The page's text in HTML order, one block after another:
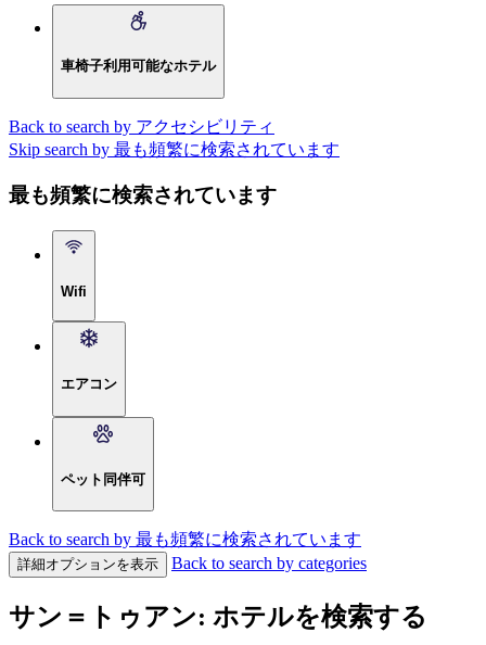
車椅子利用可能なホテル
Back to search by アクセシビリティ
Skip search by 最も頻繁に検索されています
最も頻繁に検索されています
Wifi
エアコン
ペット同伴可
Back to search by 最も頻繁に検索されています
詳細オプションを表示 Back to search by categories
サン＝トゥアン: ホテルを検索する